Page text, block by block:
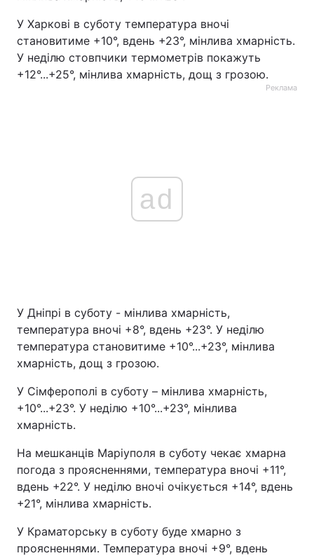
У Харкові в суботу температура вночі
становитиме +10°, вдень +23°, мінлива хмарність.
У неділю стовпчики термометрів покажуть
+12°...+25°, мінлива хмарність, дощ з грозою.
Реклама
ad
У Дніпрі в суботу - мінлива хмарність,
температура вночі +8°, вдень +23°. У неділю
температура становитиме +10°...+23°, мінлива
хмарність, дощ з грозою.
У Сімферополі в суботу – мінлива хмарність,
+10°...+23°. У неділю +10°...+23°, мінлива
хмарність.
На мешканців Маріуполя в суботу чекає хмарна
погода з проясненнями, температура вночі +11°,
вдень +22°. У неділю вночі очікується +14°, вдень
+21°, мінлива хмарність.
У Краматорську в суботу буде хмарно з
проясненнями. Температура вночі +9°, вдень